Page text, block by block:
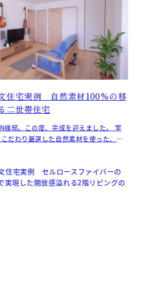
住宅実例 自然素材100％の移
二世帯住宅
邸。この度、完成を迎えました。 室
だわり厳選した自然素材を使った、優